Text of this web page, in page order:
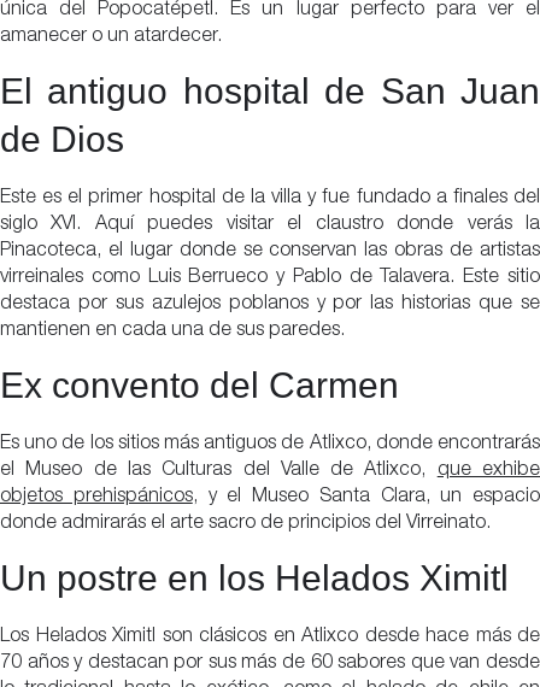
única del Popocatépetl. Es un lugar perfecto para ver el
amanecer o un atardecer.
El antiguo hospital de San Juan
de Dios
Este es el primer hospital de la villa y fue fundado a finales del
siglo XVI. Aquí puedes visitar el claustro donde verás la
Pinacoteca, el lugar donde se conservan las obras de artistas
virreinales como Luis Berrueco y Pablo de Talavera. Este sitio
destaca por sus azulejos poblanos y por las historias que se
mantienen en cada una de sus paredes.
Ex convento del Carmen
Es uno de los sitios más antiguos de Atlixco, donde encontrarás
el Museo de las Culturas del Valle de Atlixco,que exhibe
objetos prehispánicos, y el Museo Santa Clara, un espacio
donde admirarás el arte sacro de principios del Virreinato.
Un postre en los Helados Ximitl
Los Helados Ximitl son clásicos en Atlixco desde hace más de
70 años y destacan por sus más de 60 sabores que van desde